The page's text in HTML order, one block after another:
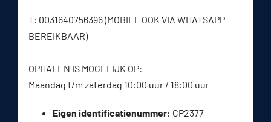
T: 0031640756396 (MOBIEL OOK VIA WHATSAPP
BEREIKBAAR)
OPHALEN IS MOGELIJK OP:
Maandag t/m zaterdag 10:00 uur / 18:00 uur
Eigen identificatienummer: CP2377